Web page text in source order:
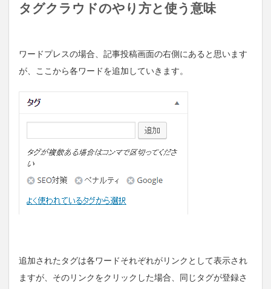
タグクラウドのやり方と使う意味
ワードプレスの場合、記事投稿画面の右側にあると思います
が、ここから各ワードを追加していきます。
追加されたタグは各ワードそれぞれがリンクとして表示され
ますが、そのリンクをクリックした場合、同じタグが登録さ